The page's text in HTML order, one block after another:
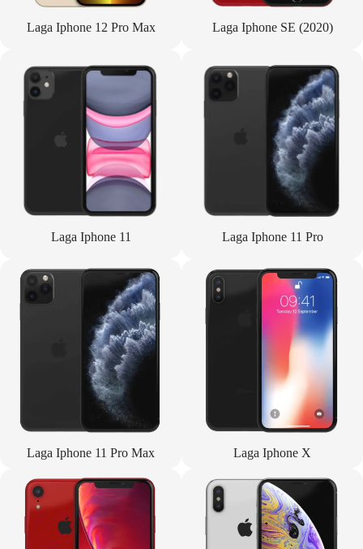
Laga Iphone 12 Pro Max Laga Iphone SE (2020)
Laga Iphone 11 Laga Iphone 11 Pro
Laga Iphone 11 Pro Max Laga Iphone X